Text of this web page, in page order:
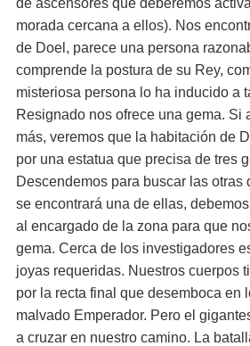
de ascensores que deberemos
morada cercana a ellos). Nos
de Doel, parece una persona
comprende la postura de su Rey,
misteriosa persona lo ha inducido a
Resignado nos ofrece una gema. Si
más, veremos que la habitación de
por una estatua que precisa de tres
Descendemos para buscar las otras
se encontrará una de ellas,
al encargado de la zona para que
gema. Cerca de los investigadores
joyas requeridas. Nuestros cuerpos
por la recta final que desemboca en
malvado Emperador. Pero el
a cruzar en nuestro camino. La